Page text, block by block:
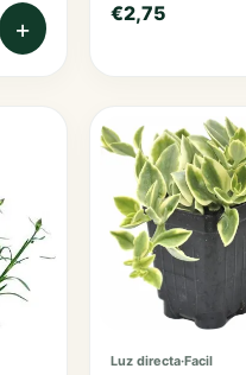
+ €2,75
Luz directa·Facil